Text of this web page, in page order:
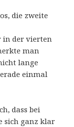
die zweite
in der vierten
man
lange
einmal
dass bei
sich ganz klar